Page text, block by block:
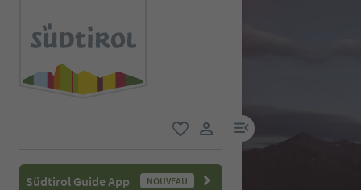
lien utilisateur
lien menu
Südtirol Guide App NOUVEAU